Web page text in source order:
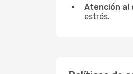
Atención al
estrés.